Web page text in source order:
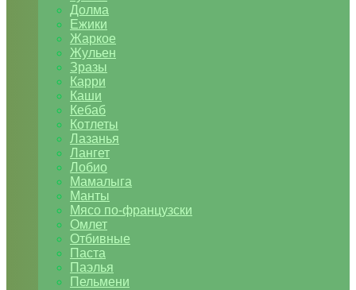
Долма
Ежики
Жаркое
Жульен
Зразы
Карри
Каши
Кебаб
Котлеты
Лазанья
Лангет
Лобио
Мамалыга
Манты
Мясо по-французски
Омлет
Отбивные
Паста
Паэлья
Пельмени